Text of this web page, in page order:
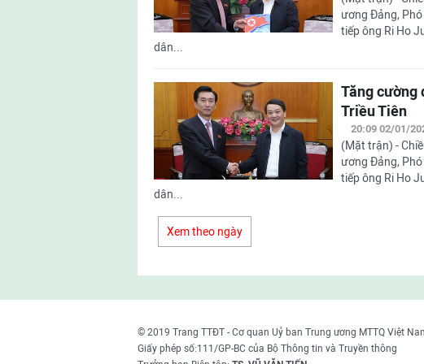
ương Đảng, Phó
tiếp ông Ri Ho
dân...
Tăng cường
Triều Tiên
20:09 02/01/
(Mặt trận) -
ương Đảng, Phó
tiếp ông Ri Ho
dân...
Xem theo ngày
© 2019 Trang TTĐT - Cơ quan Uỷ ban Trung ương MTTQ Việt
Giấy phép số:111/GP-BC của Bộ Thông tin và Truyền thông